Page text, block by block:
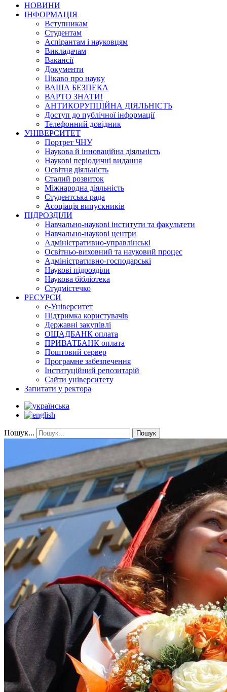
НОВИНИ
ІНФОРМАЦІЯ
Вступникам
Студентам
Аспірантам і науковцям
Викладачам
Вакансії
Документи
Цікаво про науку
ВАША БЕЗПЕКА
ВАРТО ЗНАТИ!
АНТИКОРУПЦІЙНА ДІЯЛЬНІСТЬ
Доступ до публічної інформації
Телефонний довідник
УНІВЕРСИТЕТ
Портрет ЧНУ
Наукова й інноваційна діяльність
Наукові періодичні видання
Освітня діяльність
Сталий розвиток
Міжнародна діяльність
Студентська рада
Асоціація випускників
ПІДРОЗДІЛИ
Навчально-наукові інститути та факультети
Навчально-наукові центри
Адміністративно-управлінські
Освітньо-виховний та науковий процес
Адміністративно-господарські
Наукові підрозділи
Наукова бібліотека
Студмістечко
РЕСУРСИ
е-Університет
Підтримка користувачів
Державні закупівлі
ОЩАДБАНК оплата
ПРИВАТБАНК оплата
Поштовий сервер
Програмне забезпечення
Інституційний репозитарій
Сайти університету
Запитати у ректора
Пошук... Пошук